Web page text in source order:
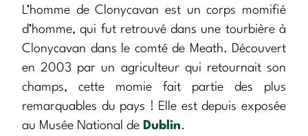
L’homme de Clonycavan est un corps momifié
d’homme, qui fut retrouvé dans une tourbière à
Clonycavan dans le comté de Meath. Découvert
en 2003 par un agriculteur qui retournait son
champs, cette momie fait partie des plus
remarquables du pays ! Elle est depuis exposée
au Musée National de Dublin.